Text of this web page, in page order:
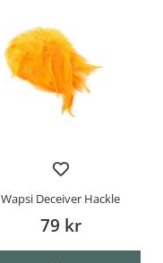
Wapsi Deceiver Hackle
79 kr